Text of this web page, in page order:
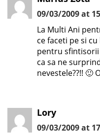
09/03/2009 at
La Multi Ani
ce faceti pe si
pentru
ca sa ne
nevestele??!! 🙂
Lory
09/03/2009 at